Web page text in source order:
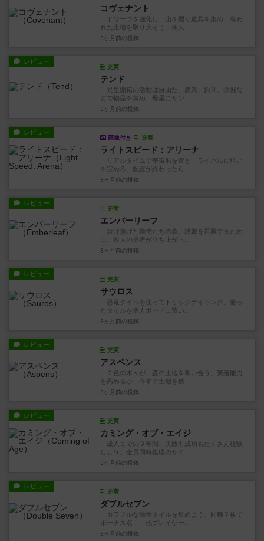
コヴェナント
ドワーフを強化し、山を掘り道具を集め、奪わ
れた土地を取り戻そう。個人...
3ヶ月前 の投稿
レビュー
充実
テンド
異星開拓の活動は自由だ。農業、釣り、採掘な
どで物品を集め、母星にサン...
3ヶ月前 の投稿
レビュー
画像付き 充実
ライトスピード：アリーナ
リアルタイムで宇宙船を置き、ライバルに狙い
を定めろ。配置が終わったら...
3ヶ月前 の投稿
レビュー
充実
エンバーリーフ
焼け焦げた動物たちの森。故郷を再興するため
に、数人の勇者が立ち上がっ...
3ヶ月前 の投稿
レビュー
充実
サウロス
恐竜タイルを使ってトリックテイキング。使っ
たタイルを個人ボードに置い...
3ヶ月前 の投稿
レビュー
充実
アスペンス
２色の木々が、森の土地を奪い合う。繁殖能力
を高めるか、今すぐ土地を獲...
3ヶ月前 の投稿
レビュー
充実
カミング・オブ・エイジ
成人までの９年間、失敗も成功もたくさん経験
しよう。全員同時処理のサイ...
3ヶ月前 の投稿
レビュー
充実
ダブルセブン
カラフルな動物タイルを集めよう。同種７枚で
ボーナス点！ 他プレイヤー...
3ヶ月前 の投稿